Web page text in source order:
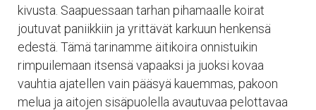
kivusta. Saapuessaan tarhan pihamaalle koirat
joutuvat paniikkiin ja yrittävät karkuun henkensä
edestä. Tämä tarinamme äitikoira onnistuikin
rimpuilemaan itsensä vapaaksi ja juoksi kovaa
vauhtia ajatellen vain pääsyä kauemmas, pakoon
melua ja aitojen sisäpuolella avautuvaa pelottavaa